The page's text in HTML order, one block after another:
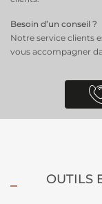
Besoin d’un conseil ?
Notre service clients
vous accompagner
OUTILS